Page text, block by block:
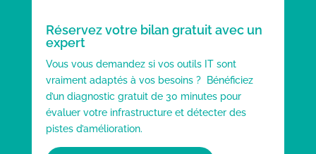
Réservez votre bilan gratuit avec un
expert
Vous vous demandez si vos outils IT sont
vraiment adaptés à vos besoins ? Bénéficiez
d’un diagnostic gratuit de 30 minutes pour
évaluer votre infrastructure et détecter des
pistes d’amélioration.